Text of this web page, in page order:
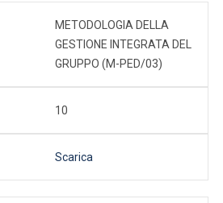
METODOLOGIA DELLA
GESTIONE INTEGRATA DEL
GRUPPO (M-PED/03)
10
Scarica